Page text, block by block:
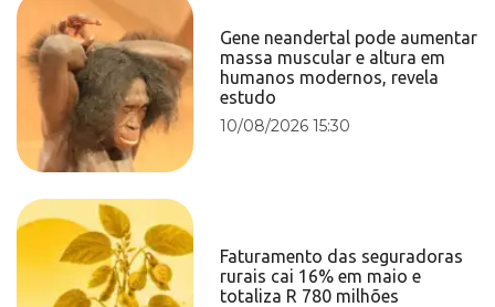
Gene neandertal pode aumentar
massa muscular e altura em
humanos modernos, revela
estudo
10/08/2026 15:30
Faturamento das seguradoras
rurais cai 16% em maio e
totaliza R 780 milhões